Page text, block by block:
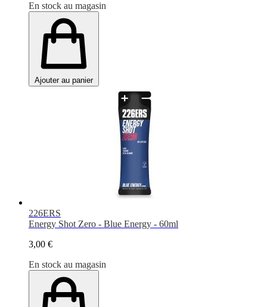
En stock au magasin
Ajouter au panier
226ERS
Energy Shot Zero - Blue Energy - 60ml
3,00 €
En stock au magasin